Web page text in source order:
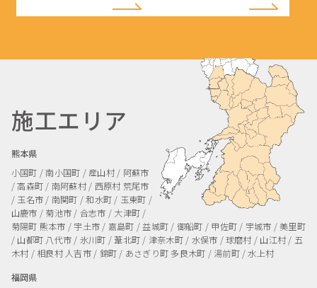
施工エリア
熊本県
小国町 / 南小国町 / 産山村 / 阿蘇市
/ 高森町 / 南阿蘇村 / 西原村 荒尾市
/ 玉名市 / 南関町 / 和水町 / 玉東町 /
山鹿市 / 菊池市 / 合志市 / 大津町 /
菊陽町 熊本市 / 宇土市 / 嘉島町 / 益城町 / 御船町 / 甲佐町 / 宇城市 / 美里町
/ 山都町 八代市 / 氷川町 / 葦北町 / 津奈木町 / 水俣市 / 球磨村 / 山江村 / 五
木村 / 相良村人吉市 / 錦町 / あさぎり町 多良木町 / 湯前町 / 水上村
福岡県